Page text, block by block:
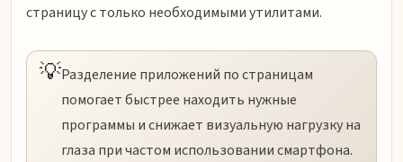
страницу с только необходимыми утилитами.
💡Разделение приложений по страницам
помогает быстрее находить нужные
программы и снижает визуальную нагрузку на
глаза при частом использовании смартфона.